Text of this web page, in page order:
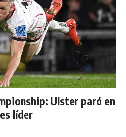
Ulster paró en
líder